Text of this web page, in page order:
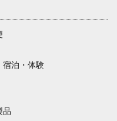
宿泊・体験
品